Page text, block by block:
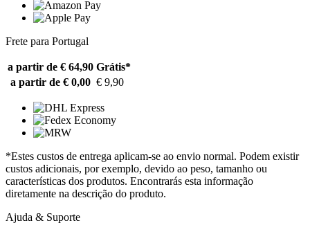
Frete para Portugal
a partir de € 64,90 Grátis*
a partir de € 0,00 € 9,90
*Estes custos de entrega aplicam-se ao envio normal. Podem existir
custos adicionais, por exemplo, devido ao peso, tamanho ou
características dos produtos. Encontrarás esta informação
diretamente na descrição do produto.
Ajuda & Suporte